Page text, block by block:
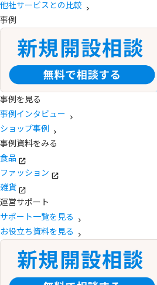
他社サービスとの比較
事例
事例を見る
事例インタビュー
ショップ事例
事例資料をみる
食品
ファッション
雑貨
運営サポート
サポート一覧を見る
お役立ち資料を見る